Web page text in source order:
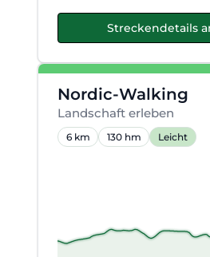
Streckendetails
Nordic-Walking
Landschaft erleben
6 km 130 hm Leicht